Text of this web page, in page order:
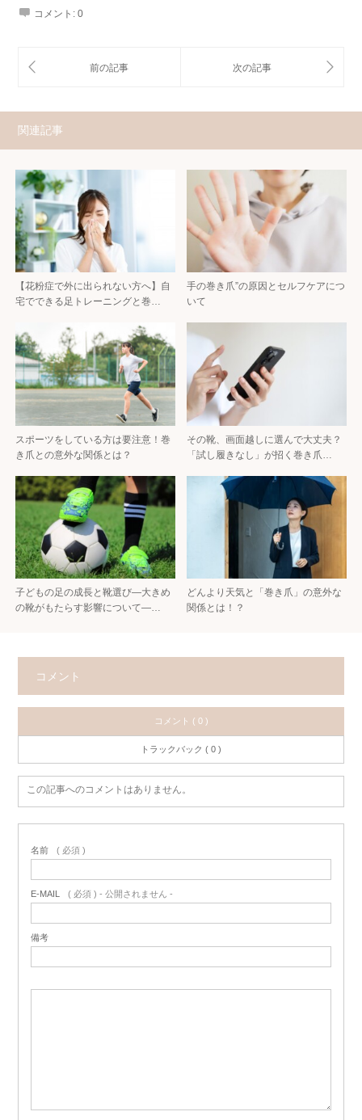
コメント: 0
関連記事
【花粉症で外に出られない方へ】自
宅でできる足トレーニングと巻…
手の巻き爪”の原因とセルフケアにつ
いて
スポーツをしている方は要注意！巻
き爪との意外な関係とは？
その靴、画面越しに選んで大丈夫？
「試し履きなし」が招く巻き爪…
子どもの足の成長と靴選び—大きめ
の靴がもたらす影響について—…
どんより天気と「巻き爪」の意外な
関係とは！？
コメント
コメント ( 0 )
トラックバック ( 0 )
この記事へのコメントはありません。
名前 ( 必須 )
E-MAIL ( 必須 ) - 公開されません -
備考